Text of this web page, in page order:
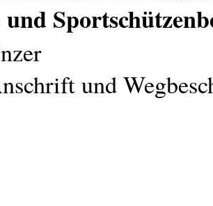
und
und